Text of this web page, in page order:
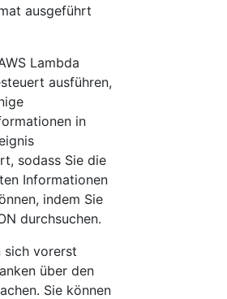
ausgeführt
Lambda
ausführen,
in
sodass Sie die
Informationen
indem Sie
durchsuchen.
sich vorerst
über den
Sie können